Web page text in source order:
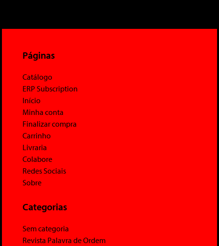
Páginas
Catálogo
ERP Subscription
Início
Minha conta
Finalizar compra
Carrinho
Livraria
Colabore
Redes Sociais
Sobre
Categorias
Sem categoria
Revista Palavra de Ordem